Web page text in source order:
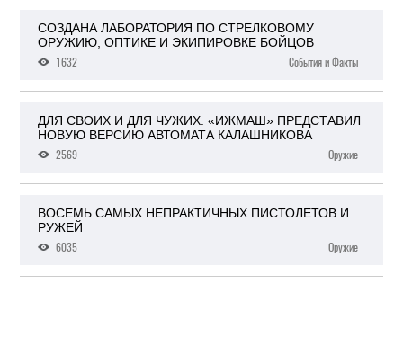
СОЗДАНА ЛАБОРАТОРИЯ ПО СТРЕЛКОВОМУ
ОРУЖИЮ, ОПТИКЕ И ЭКИПИРОВКЕ БОЙЦОВ
1632
События и Факты
ДЛЯ СВОИХ И ДЛЯ ЧУЖИХ. «ИЖМАШ» ПРЕДСТАВИЛ
НОВУЮ ВЕРСИЮ АВТОМАТА КАЛАШНИКОВА
2569
Оружие
ВОСЕМЬ САМЫХ НЕПРАКТИЧНЫХ ПИСТОЛЕТОВ И
РУЖЕЙ
6035
Оружие